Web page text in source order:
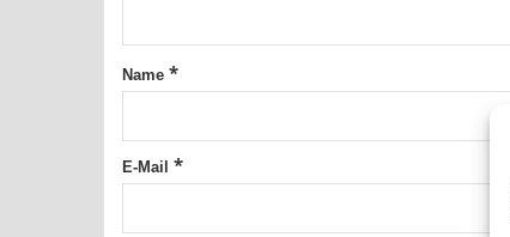
Name *
E-Mail *